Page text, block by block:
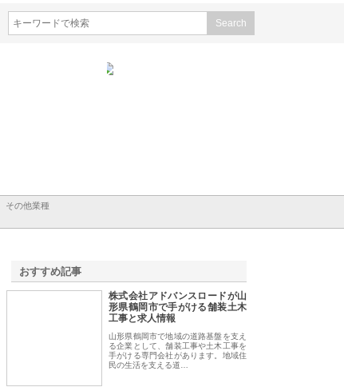
その他業種
おすすめ記事
株式会社アドバンスロードが山
形県鶴岡市で手がける舗装土木
工事と求人情報
山形県鶴岡市で地域の道路基盤を支え
る企業として、舗装工事や土木工事を
手がける専門会社があります。地域住
民の生活を支える道…